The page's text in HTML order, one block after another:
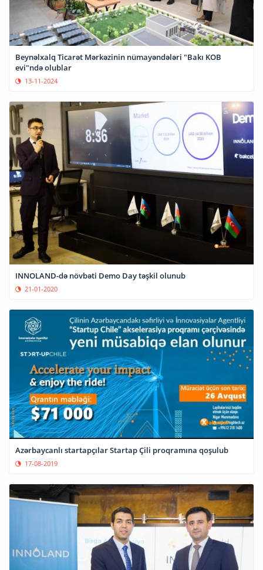
Beynəlxalq Ticarət Mərkəzinin nümayəndələri "Bakı KOB
evi"ndə olublar
13-11-2024
INNOLAND-də növbəti Demo Day təşkil olunub
21-01-2020
Azərbaycanlı startapçılar Startap Çili proqramına qoşulub
17-08-2019